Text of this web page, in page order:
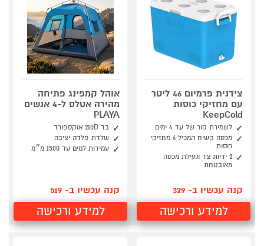
צידנית פרמיום 46 ליטר
עם מחזיקי כוסות
KeepCold
לשמירת קור של עד 4 ימים
מכסה קשיח המכיל 6 מחזיקי
כוסות
2 ידיות צד ונעילת מכסה
מאובטחת
קנה עכשיו ב- 329
למידע ורכישה
אוהל קמפינג פתיחה
מהירה אטלס ל-4 אנשים
PLAYA
בד 210D אוקספורד
שלדת פלדה יציבה
עמידות למים עד 1500 מ״מ
קנה עכשיו ב- 519
למידע ורכישה